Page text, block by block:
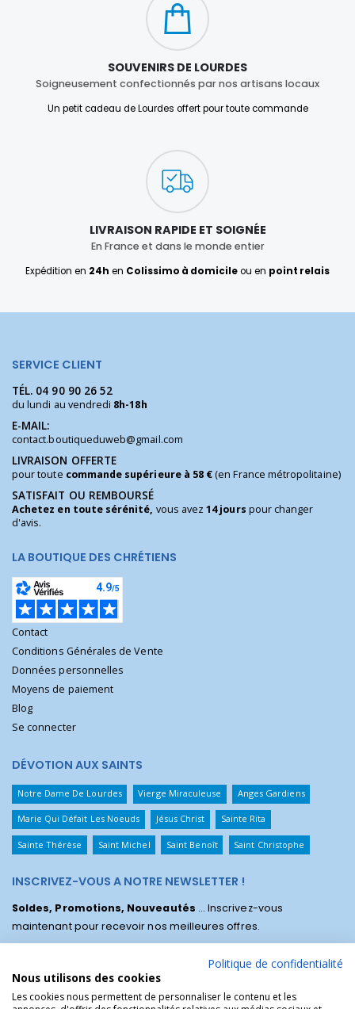
SOUVENIRS DE LOURDES
Soigneusement confectionnés par nos artisans locaux
Un petit cadeau de Lourdes offert pour toute commande
LIVRAISON RAPIDE ET SOIGNÉE
En France et dans le monde entier
Expédition en 24h en Colissimo à domicileou en point relais
SERVICE CLIENT
TÉL. 04 90 90 26 52
du lundi au vendredi 8h-18h
E-MAIL:
contact.boutiqueduweb@gmail.com
LIVRAISON OFFERTE
pour toute commande supérieure à 58 €(en France métropolitaine)
SATISFAIT OU REMBOURSÉ
Achetez en toute sérénité, vous avez14 jours pour changer
d'avis.
LA BOUTIQUE DES CHRÉTIENS
Contact
Conditions Générales de Vente
Données personnelles
Moyens de paiement
Blog
Se connecter
DÉVOTION AUX SAINTS
Notre Dame De Lourdes Vierge Miraculeuse Anges Gardiens
Marie Qui Défait Les Noeuds Jésus Christ Sainte Rita
Sainte Thérèse Saint Michel Saint Benoît Saint Christophe
INSCRIVEZ-VOUS A NOTRE NEWSLETTER !
Soldes, Promotions, Nouveautés ... Inscrivez-vous
maintenant pour recevoir nos meilleures offres.
Politique de confidentialité
Nous utilisons des cookies
Les cookies nous permettent de personnaliser le contenu et les